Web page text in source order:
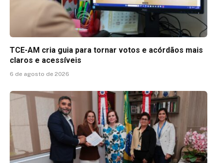
TCE-AM cria guia para tornar votos e acórdãos mais
claros e acessíveis
6 de agosto de 2026